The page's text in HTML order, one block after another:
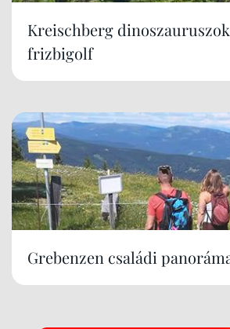
Kreischberg
frizbigolf
Grebenzen családi